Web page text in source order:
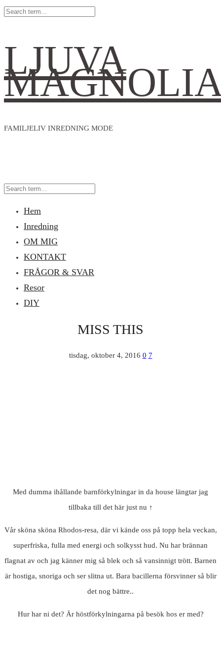
LJUVA
FAMILJELIV INREDNING MODE
Hem
Inredning
OM MIG
KONTAKT
FRÅGOR & SVAR
Resor
DIY
MISS THIS
tisdag, oktober 4, 2016 0 7
Med dumma ihållande barnförkylningar in da house längtar jag
tillbaka till det här just nu ↑
Vår sköna sköna Rhodos-resa, där vi kände oss på topp hela veckan,
superfriska, fulla med energi och solkysst hud. Nu har brännan
flagnat av och jag känner mig så blek och så vansinnigt trött. Barnen
är hostiga, snoriga och ser slitna ut. Bara bacillerna försvinner så blir
det nog bättre..
Hur har ni det? Är höstförkylningarna på besök hos er med?